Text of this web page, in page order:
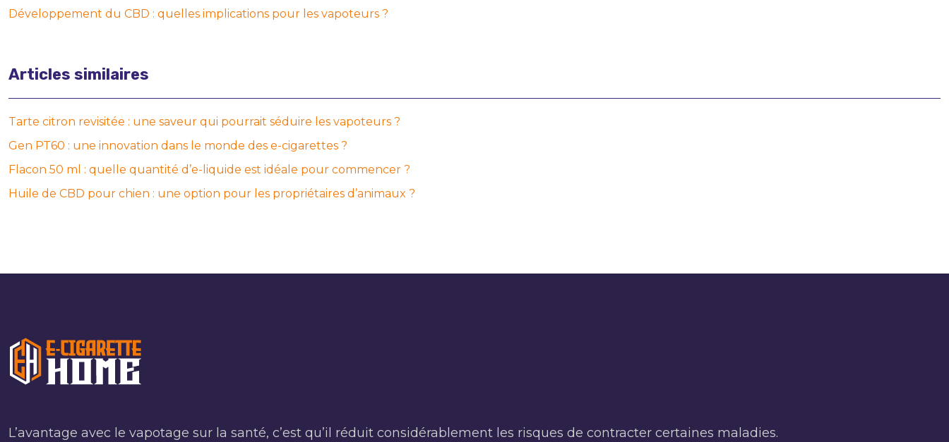
Développement du CBD : quelles implications pour les vapoteurs ?
Articles similaires
Tarte citron revisitée : une saveur qui pourrait séduire les vapoteurs ?
Gen PT60 : une innovation dans le monde des e-cigarettes ?
Flacon 50 ml : quelle quantité d’e-liquide est idéale pour commencer ?
Huile de CBD pour chien : une option pour les propriétaires d’animaux ?
L’avantage avec le vapotage sur la santé, c’est qu’il réduit considérablement les risques de contracter certaines maladies.